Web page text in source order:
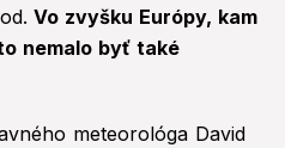
Vo zvyšku Európy, kam
nemalo byť také
meteorológa David